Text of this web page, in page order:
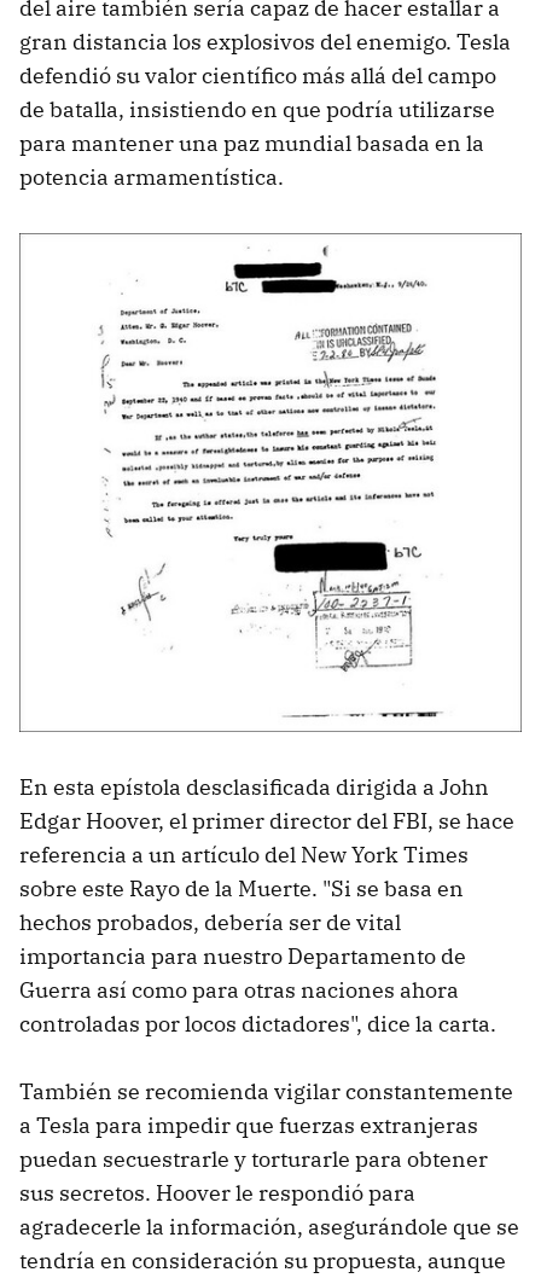
del aire también sería capaz de hacer estallar a
gran distancia los explosivos del enemigo. Tesla
defendió su valor científico más allá del campo
de batalla, insistiendo en que podría utilizarse
para mantener una paz mundial basada en la
potencia armamentística.
En esta epístola desclasificada dirigida a John
Edgar Hoover, el primer director del FBI, se hace
referencia a un artículo del New York Times
sobre este Rayo de la Muerte. "Si se basa en
hechos probados, debería ser de vital
importancia para nuestro Departamento de
Guerra así como para otras naciones ahora
controladas por locos dictadores", dice la carta.
También se recomienda vigilar constantemente
a Tesla para impedir que fuerzas extranjeras
puedan secuestrarle y torturarle para obtener
sus secretos. Hoover le respondió para
agradecerle la información, asegurándole que se
tendría en consideración su propuesta, aunque